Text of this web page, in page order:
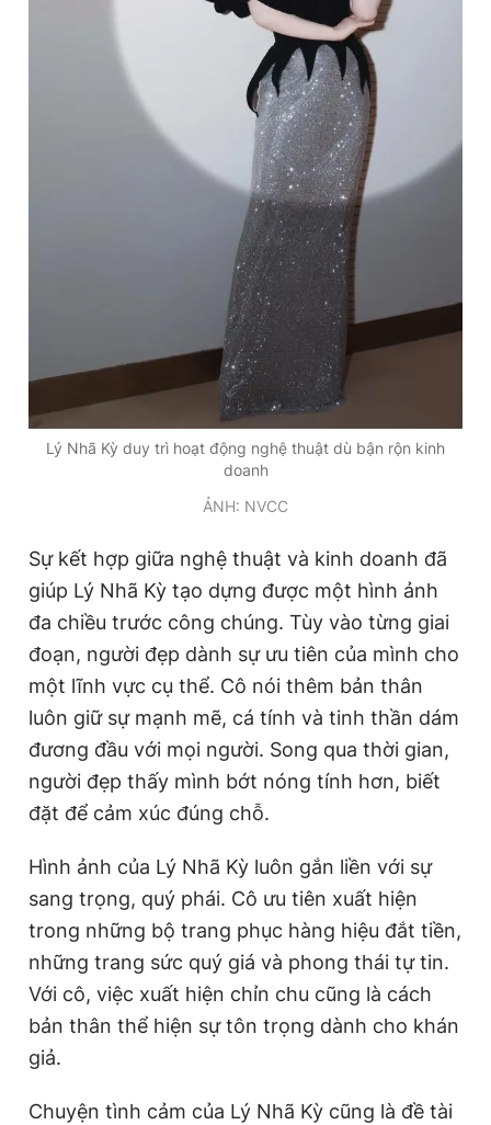
Lý Nhã Kỳ duy trì hoạt động nghệ thuật dù bận rộn kinh
doanh
ẢNH: NVCC
Sự kết hợp giữa nghệ thuật và kinh doanh đã
giúp Lý Nhã Kỳ tạo dựng được một hình ảnh
đa chiều trước công chúng. Tùy vào từng giai
đoạn, người đẹp dành sự ưu tiên của mình cho
một lĩnh vực cụ thể. Cô nói thêm bản thân
luôn giữ sự mạnh mẽ, cá tính và tinh thần dám
đương đầu với mọi người. Song qua thời gian,
người đẹp thấy mình bớt nóng tính hơn, biết
đặt để cảm xúc đúng chỗ.
Hình ảnh của Lý Nhã Kỳ luôn gắn liền với sự
sang trọng, quý phái. Cô ưu tiên xuất hiện
trong những bộ trang phục hàng hiệu đắt tiền,
những trang sức quý giá và phong thái tự tin.
Với cô, việc xuất hiện chỉn chu cũng là cách
bản thân thể hiện sự tôn trọng dành cho khán
giả.
Chuyện tình cảm của Lý Nhã Kỳ cũng là đề tài